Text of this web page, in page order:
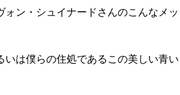
ン・シュイナードさんのこんなメッ
は僕らの住処であるこの美しい青い